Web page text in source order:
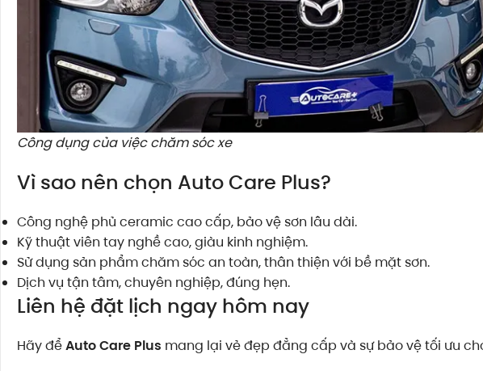
Công dụng của việc chăm sóc xe
Vì sao nên chọn Auto Care Plus?
Công nghệ phủ ceramic cao cấp, bảo vệ sơn lâu dài.
Kỹ thuật viên tay nghề cao, giàu kinh nghiệm.
Sử dụng sản phẩm chăm sóc an toàn, thân thiện với bề mặt sơn.
Dịch vụ tận tâm, chuyên nghiệp, đúng hẹn.
Liên hệ đặt lịch ngay hôm nay
Hãy đểAuto Care Plus mang lại vẻ đẹp đẳng cấp và sự bảo vệ tối ưu